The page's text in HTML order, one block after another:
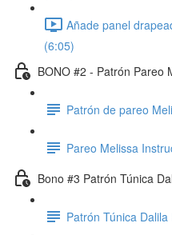
Añade panel
(6:05)
BONO #2 - Patrón Pareo
Patrón de pareo
Pareo Melissa
Bono #3 Patrón Túnica
Patrón Túnica